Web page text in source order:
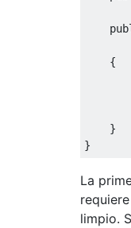
{
}
}
La
limpio.